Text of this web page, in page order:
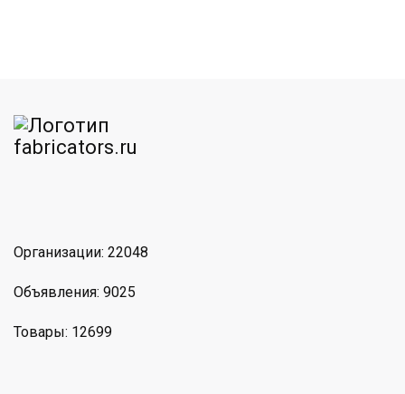
Организации: 22048
Объявления: 9025
Товары: 12699